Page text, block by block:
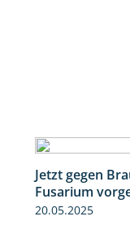
Jetzt gegen
Fusarium
20.05.2025